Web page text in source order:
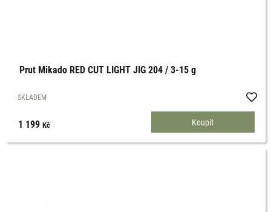
Prut Mikado RED CUT LIGHT JIG 204 / 3-15 g
SKLADEM
1 199Kč